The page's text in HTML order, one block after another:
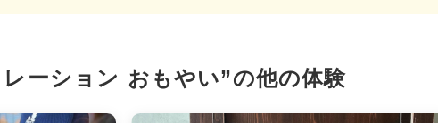
ーション おもやい”の他の体験